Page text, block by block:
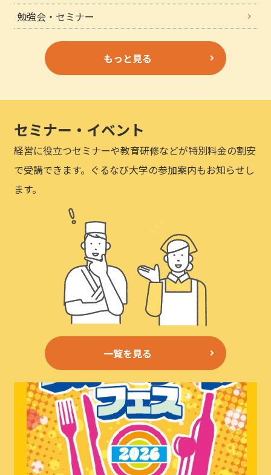
勉強会・セミナー
もっと見る
セミナー・イベント
経営に役立つセミナーや教育研修などが特別料金の割安
で受講できます。ぐるなび大学の参加案内もお知らせし
ます。
一覧を見る